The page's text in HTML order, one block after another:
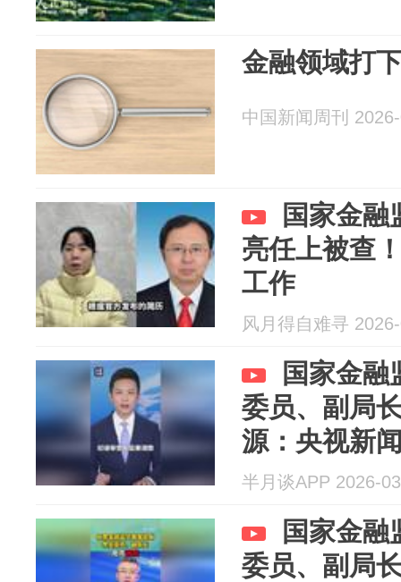
金融领域打
中国新闻周刊
国家金融
亮任上被查
工作
风月得自难寻
国家金融
委员、副局
源：央视新
半月谈APP 2026-
国家金融
委员、副局